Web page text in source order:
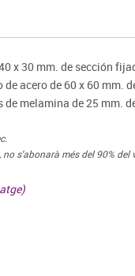
Esports
x 30 mm. de sección
acero de 60 x 60 mm.
melamina de 25 mm.
s'abonarà més del 90% del